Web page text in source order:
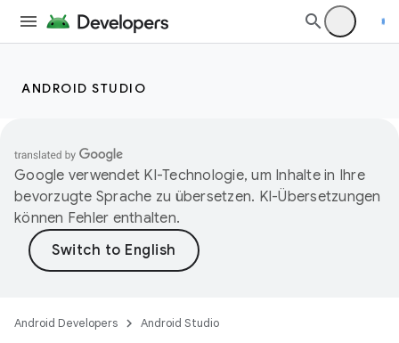
ANDROID STUDIO
Google verwendet KI-Technologie, um Inhalte in Ihre
bevorzugte Sprache zu übersetzen. KI-Übersetzungen
können Fehler enthalten.
Android Developers Android Studio